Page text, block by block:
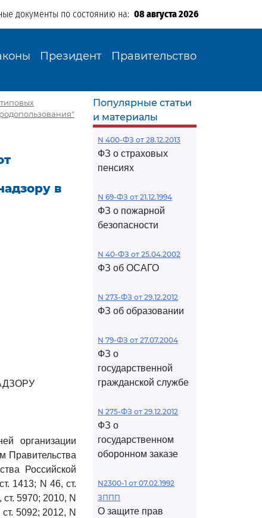
документы по состоянию на: 08 августа 2026
Президент Правительство
в
организации
Правительства
Российской
1413; N 46, ст.
5970; 2010, N
5092; 2012, N
Популярные статьи
и материалы
N 400-ФЗ от 28.12.2013
ФЗ о страховых
пенсиях
N 69-ФЗ от 21.12.1994
ФЗ о пожарной
безопасности
N 40-ФЗ от 25.04.2002
ФЗ об ОСАГО
N 273-ФЗ от 29.12.2012
ФЗ об образовании
N 79-ФЗ от 27.07.2004
ФЗ о
государственной
гражданской службе
N 275-ФЗ от 29.12.2012
ФЗ о
государственном
оборонном заказе
N2300-1 от 07.02.1992
ЗППП
О защите прав